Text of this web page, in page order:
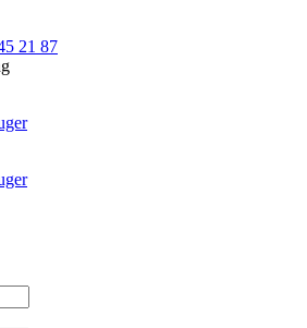
21 87